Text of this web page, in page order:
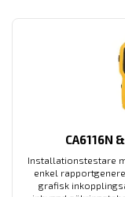
CA6116N
Installationstestare
enkel
grafisk